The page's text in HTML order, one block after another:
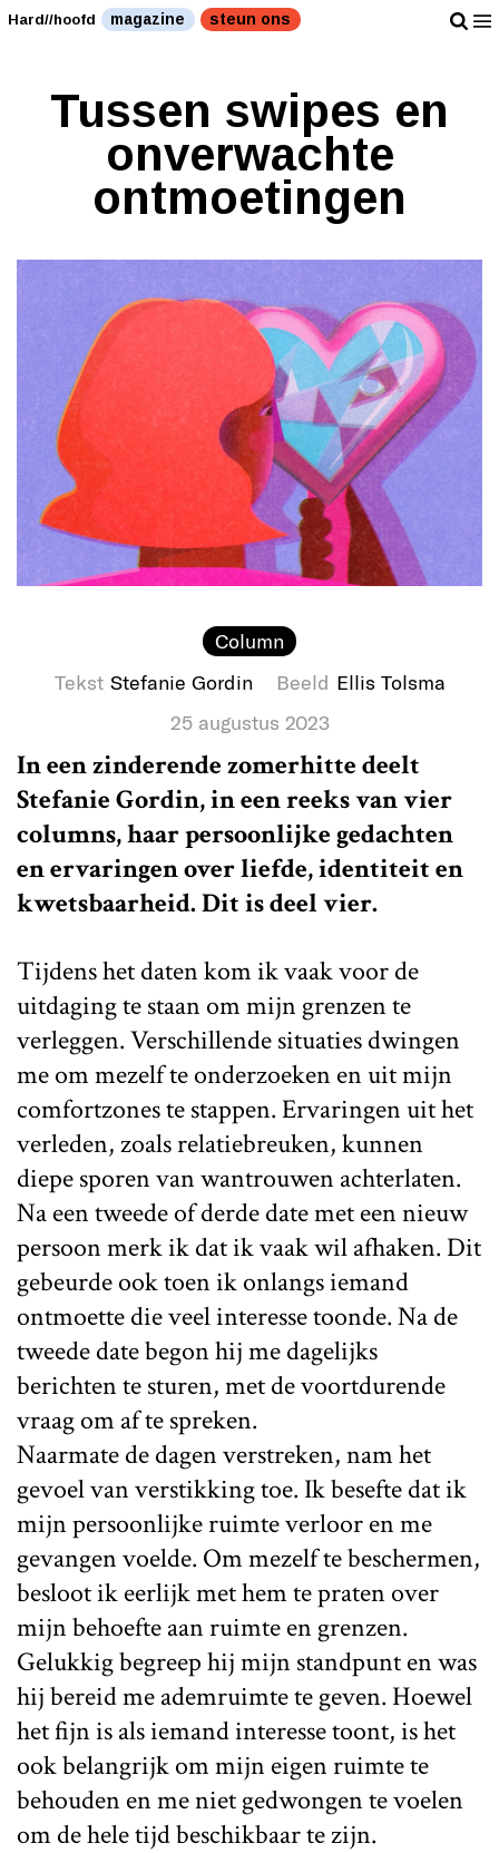
Hard//hoofd magazine steun ons
Tussen swipes en
onverwachte
ontmoetingen
Column
Tekst Stefanie Gordin Beeld Ellis Tolsma
25 augustus 2023
In een zinderende zomerhitte deelt
Stefanie Gordin, in een reeks van vier
columns, haar persoonlijke gedachten
en ervaringen over liefde, identiteit en
kwetsbaarheid. Dit is deel vier.
Tijdens het daten kom ik vaak voor de
uitdaging te staan om mijn grenzen te
verleggen. Verschillende situaties dwingen
me om mezelf te onderzoeken en uit mijn
comfortzones te stappen. Ervaringen uit het
verleden, zoals relatiebreuken, kunnen
diepe sporen van wantrouwen achterlaten.
Na een tweede of derde date met een nieuw
persoon merk ik dat ik vaak wil afhaken. Dit
gebeurde ook toen ik onlangs iemand
ontmoette die veel interesse toonde. Na de
tweede date begon hij me dagelijks
berichten te sturen, met de voortdurende
vraag om af te spreken.
Naarmate de dagen verstreken, nam het
gevoel van verstikking toe. Ik besefte dat ik
mijn persoonlijke ruimte verloor en me
gevangen voelde. Om mezelf te beschermen,
besloot ik eerlijk met hem te praten over
mijn behoefte aan ruimte en grenzen.
Gelukkig begreep hij mijn standpunt en was
hij bereid me ademruimte te geven. Hoewel
het fijn is als iemand interesse toont, is het
ook belangrijk om mijn eigen ruimte te
behouden en me niet gedwongen te voelen
om de hele tijd beschikbaar te zijn.